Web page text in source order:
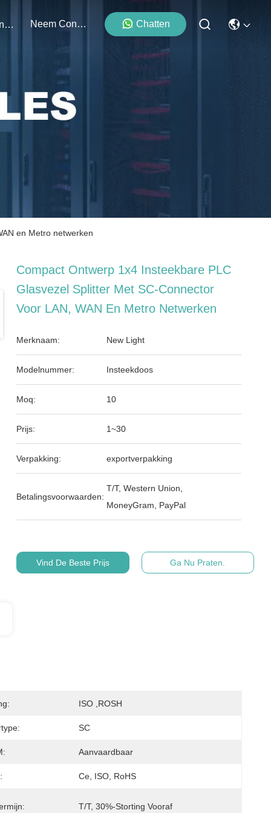
Evenementen Neem Contact Met Ons Op Chatten
en Metro netwerken
Compact Ontwerp 1x4 Insteekbare PLC
Glasvezel Splitter Met SC-Connector
Voor LAN, WAN En Metro Netwerken
Merknaam: New Light
Modelnummer: Insteekdoos
Moq: 10
Prijs: 1~30
Verpakking: exportverpakking
Betalingsvoorwaarden:
T/T, Western Union,
MoneyGram, PayPal
Vind De Beste Prijs Ga Nu Praten.
ISO ,ROSH
SC
Aanvaardbaar
Ce, ISO, RoHS
T/T, 30%-Storting Vooraf